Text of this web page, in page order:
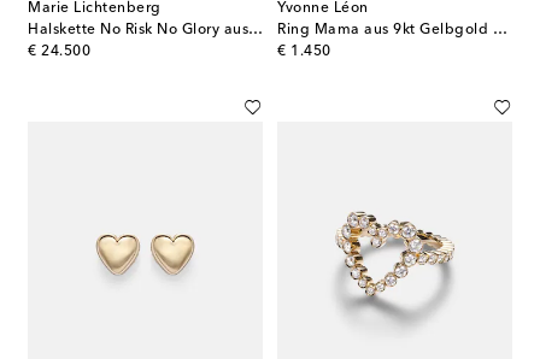
Marie Lichtenberg
Halskette No Risk No Glory aus 18kt Gelbgold mit Diamanten
€ 24.500
original price
Yvonne Léon
Ring Mama aus 9kt Gelbgold mit Diamanten
€ 1.450
original price